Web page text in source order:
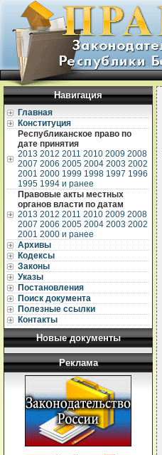
Навигация
Главная
Конституция
Республиканское право по
дате принятия
2013 2012 2011 2010 2009 2008
2007 2006 2005 2004 2003 2002
2001 2000 1999 1998 1997 1996
1995 1994 и ранее
Правовые акты местных
органов власти по датам
2013 2012 2011 2010 2009 2008
2007 2006 2005 2004 2003 2002
2001 2000 и ранее
Архивы
Кодексы
Законы
Указы
Постановления
Поиск документа
Полезные ссылки
Контакты
Новые документы
Реклама